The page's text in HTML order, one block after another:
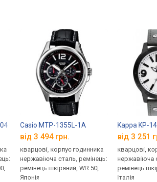
Casio MTP-1355L-1A
від 3 494 грн.
кварцові, корпус годинника
нержавіюча сталь, ремінець:
ремінець шкіряний, WR 50,
Японія
Kappa KP-
від 3 251
кварцові,
нержавіюча
ремінець
Італія